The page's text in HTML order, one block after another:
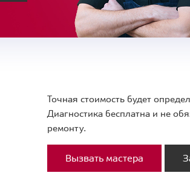
Точная стоимость будет
Диагностика бесплатна и не
ремонту.
Вызвать мастера